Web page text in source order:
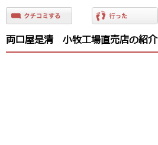
両口屋是清 小牧工場直売店の紹介